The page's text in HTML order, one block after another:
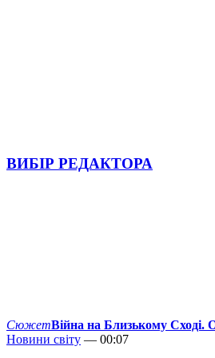
ВИБІР РЕДАКТОРА
СюжетВійна на Близькому Сході.
Новини світу — 00:07